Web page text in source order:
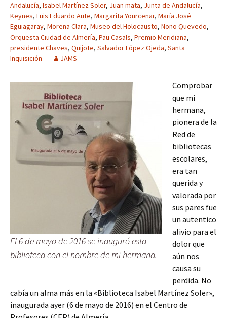
Andalucía, Isabel Martínez Soler, Juan mata, Junta de Andalucía,
Keynes, Luis Eduardo Aute, Margarita Yourcenar, María José
Eguiagaray, Morena Clara, Museo del Holocausto, Nono Quevedo,
Orquesta Ciudad de Almería, Pau Casals, Premio Meridiana,
presidente Chaves, Quijote, Salvador López Ojeda, Santa
Inquisición
JAMS
El 6 de mayo de 2016 se inauguró esta
biblioteca con el nombre de mi hermana.
Comprobar
que mi
hermana,
pionera de la
Red de
bibliotecas
escolares,
era tan
querida y
valorada por
sus pares fue
un autentico
alivio para el
dolor que
aún nos
causa su
perdida. No
cabía un alma más en la «Biblioteca Isabel Martínez Soler»,
inaugurada ayer (6 de mayo de 2016) en el Centro de